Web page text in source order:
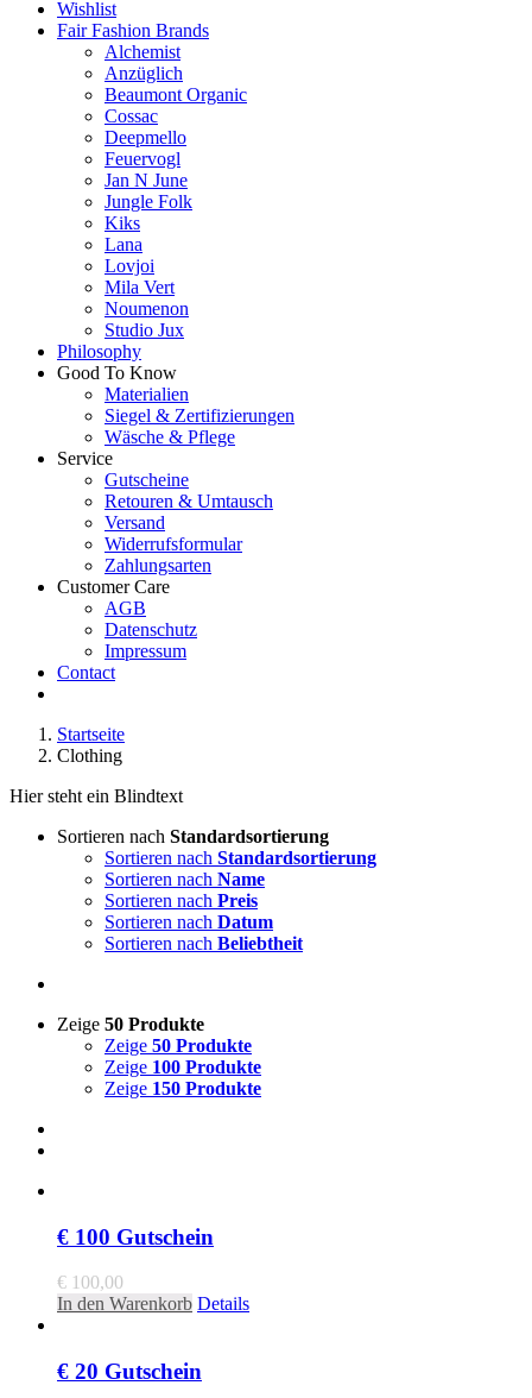
Wishlist
Fair Fashion Brands
Alchemist
Anzüglich
Beaumont Organic
Cossac
Deepmello
Feuervogl
Jan N June
Jungle Folk
Kiks
Lana
Lovjoi
Mila Vert
Noumenon
Studio Jux
Philosophy
Good To Know
Materialien
Siegel & Zertifizierungen
Wäsche & Pflege
Service
Gutscheine
Retouren & Umtausch
Versand
Widerrufsformular
Zahlungsarten
Customer Care
AGB
Datenschutz
Impressum
Contact
Startseite
Clothing
Hier steht ein Blindtext
Sortieren nach Standardsortierung
Sortieren nach Standardsortierung
Sortieren nach Name
Sortieren nach Preis
Sortieren nach Datum
Sortieren nach Beliebtheit
Zeige 50 Produkte
Zeige 50 Produkte
Zeige 100 Produkte
Zeige 150 Produkte
€ 100 Gutschein
€ 100,00
In den Warenkorb Details
€ 20 Gutschein